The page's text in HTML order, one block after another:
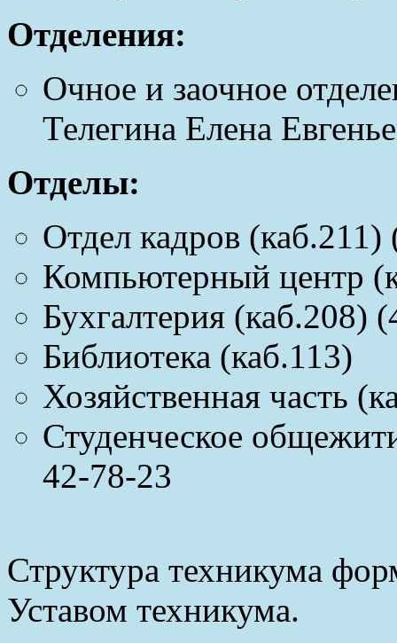
Отделения:
Очное и заочное
Телегина Елена
Отделы:
Отдел кадров
Компьютерный центр
Бухгалтерия (каб.208)
Библиотека (каб.113)
Хозяйственная часть
Студенческое
42-78-23
Структура техникума
Уставом техникума.